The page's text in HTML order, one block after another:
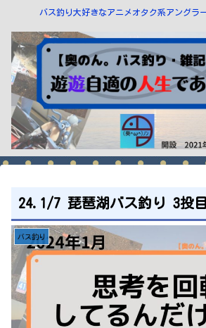
バス釣り大好きなアニメオタク系アングラ
24.1/7 琵琶湖バス釣り 3投目
バス釣り